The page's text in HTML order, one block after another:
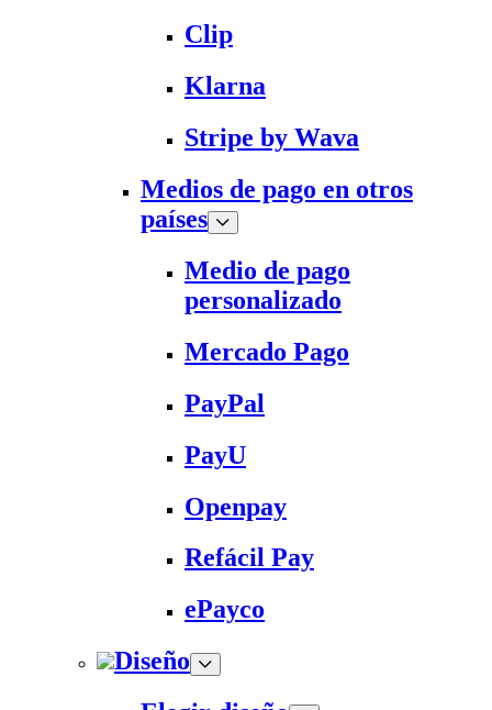
Clip
Klarna
Stripe by Wava
Medios de pago en otros
países
Medio de pago
personalizado
Mercado Pago
PayPal
PayU
Openpay
Refácil Pay
ePayco
Diseño